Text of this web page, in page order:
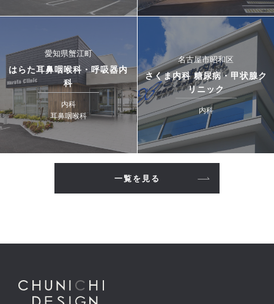
愛知県蟹江町
はらた耳鼻咽喉科・呼吸器内
科
内科
耳鼻咽喉科
名古屋市昭和区
さくま内科 糖尿病・甲状腺ク
リニック
内科
一覧を見る